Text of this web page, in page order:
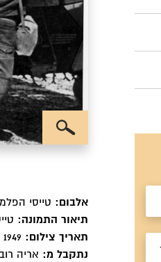
אלבום: טייסי
תיאור התמונה:
תאריך צילום:
נתקבל מ: אריה